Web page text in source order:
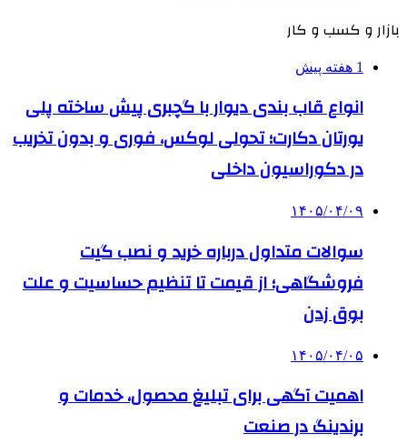
بازار و کسب و کار
1 هفته پیش
انواع قاب بندی دیوار با گچبری پیش ساخته پلی
یورتان دکارت؛ تحولی لوکس، فوری و بدون تخریب
در دکوراسیون داخلی
۱۴۰۵/۰۴/۰۹
سوالات متداول درباره خرید و نصب گیت
فروشگاهی؛ از قیمت تا تنظیم حساسیت و علت
بوق زدن
۱۴۰۵/۰۴/۰۵
اهمیت آگهی برای تبلیغ محصول، خدمات و
برندینگ در صنعت